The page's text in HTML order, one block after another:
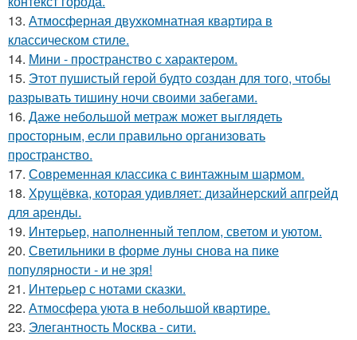
13. Атмосферная двухкомнатная квартира в
классическом стиле.
14. Мини - пространство с характером.
15. Этот пушистый герой будто создан для того, чтобы
разрывать тишину ночи своими забегами.
16. Даже небольшой метраж может выглядеть
просторным, если правильно организовать
пространство.
17. Современная классика с винтажным шармом.
18. Хрущёвка, которая удивляет: дизайнерский апгрейд
для аренды.
19. Интерьер, наполненный теплом, светом и уютом.
20. Светильники в форме луны снова на пике
популярности - и не зря!
21. Интерьер с нотами сказки.
22. Атмосфера уюта в небольшой квартире.
23. Элегантность Москва - сити.